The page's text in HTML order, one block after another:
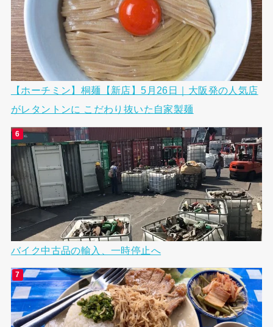
【ホーチミン】桐麺【新店】5月26日｜大阪発の人気店
がレタントンに こだわり抜いた自家製麺
バイク中古品の輸入、一時停止へ